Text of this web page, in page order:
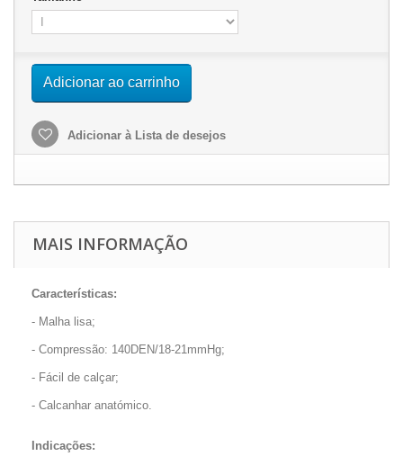
Adicionar ao carrinho
Adicionar à Lista de desejos
MAIS INFORMAÇÃO
Características:
- Malha lisa;
- Compressão: 140DEN/18-21mmHg;
- Fácil de calçar;
- Calcanhar anatómico.
Indicações: